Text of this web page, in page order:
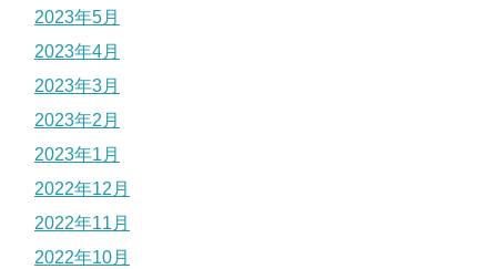
2023年5月
2023年4月
2023年3月
2023年2月
2023年1月
2022年12月
2022年11月
2022年10月